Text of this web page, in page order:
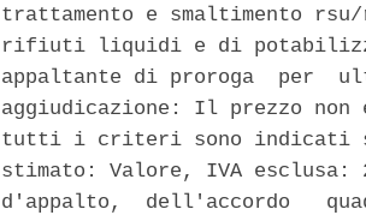
trattamento e smaltimento
rifiuti liquidi e di
appaltante di proroga  per
aggiudicazione: Il prezzo
tutti i criteri sono indicati
stimato: Valore, IVA esclusa:
d'appalto,  dell'accordo